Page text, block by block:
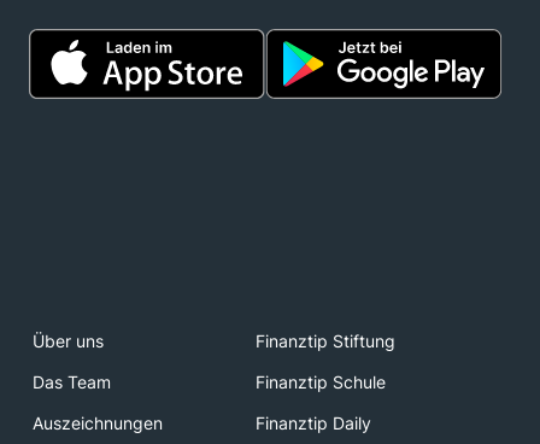
Über uns
Finanztip Stiftung
Das Team
Finanztip Schule
Auszeichnungen
Finanztip Daily